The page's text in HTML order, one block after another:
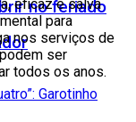
no feriado
eficaz e salva
para
nos serviços de
ser
todos os anos.